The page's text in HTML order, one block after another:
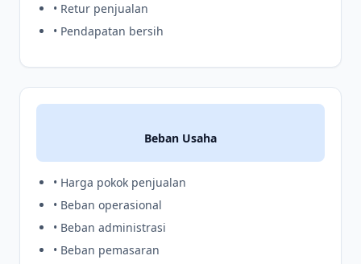
• Retur penjualan
• Pendapatan bersih
Beban Usaha
• Harga pokok penjualan
• Beban operasional
• Beban administrasi
• Beban pemasaran